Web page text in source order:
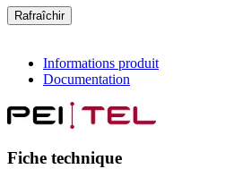
Informations produit
Documentation
Fiche technique